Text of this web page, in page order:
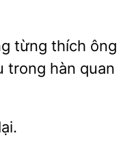
thích ông
trong hàn quan